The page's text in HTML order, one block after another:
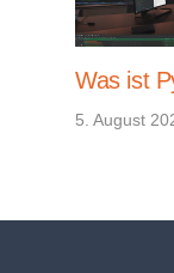
Was ist
5. August